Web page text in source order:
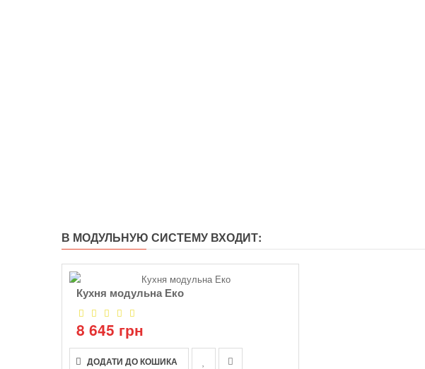
В МОДУЛЬНУЮ СИСТЕМУ ВХОДИТ:
Кухня модульна Еко
8 645 грн
ДОДАТИ ДО КОШИКА